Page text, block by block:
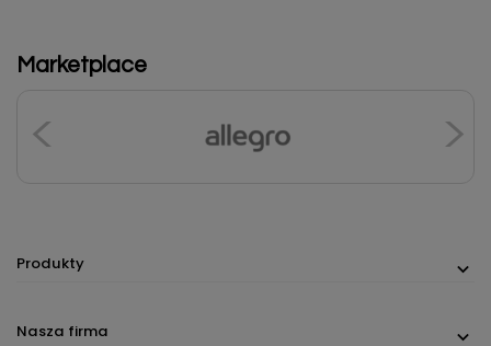
Marketplace
Produkty
Nasza firma